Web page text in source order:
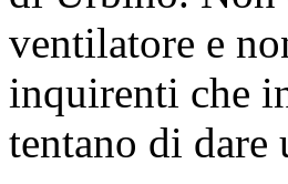
ventilatore e
inquirenti che
tentano di dare